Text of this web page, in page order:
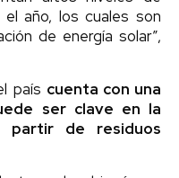
año, los cuales son
de energía solar”,
país cuenta con una
ser clave en la
partir de residuos